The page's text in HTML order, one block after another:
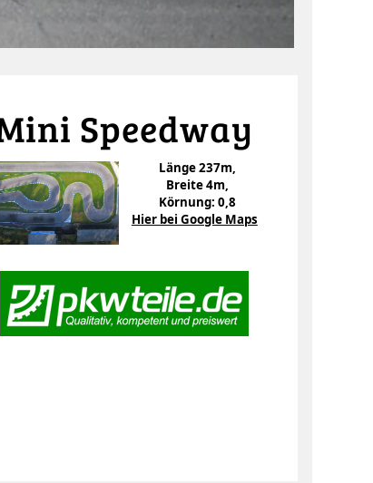
Speedway
Länge 237m,
Breite 4m,
Körnung: 0,8
Hier bei Google Maps